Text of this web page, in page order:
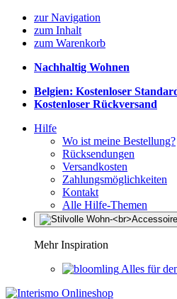
zur Navigation
zum Inhalt
zum Warenkorb
Nachhaltig Wohnen
Belgien: Kostenloser
Kostenloser Rückversand
Hilfe
Wo ist meine Bestellung?
Rücksendungen
Versandkosten
Zahlungsmöglichkeiten
Kontakt
Alle Hilfe-Themen
Mehr Inspiration
Alles für